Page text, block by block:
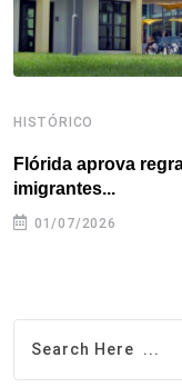
HISTÓRICO
Flórida aprova
imigrantes...
01/07/2026